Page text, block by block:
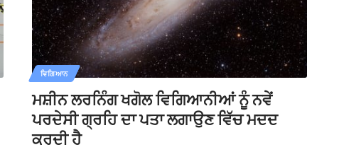
ਵਿਗਿਆਨ
ਮਸ਼ੀਨ ਲਰਨਿੰਗ ਖਗੋਲ ਵਿਗਿਆਨੀਆਂ ਨੂੰ ਨਵੇਂ
ਪਰਦੇਸੀ ਗ੍ਰਹਿ ਦਾ ਪਤਾ ਲਗਾਉਣ ਵਿੱਚ ਮਦਦ
ਕਰਦੀ ਹੈ